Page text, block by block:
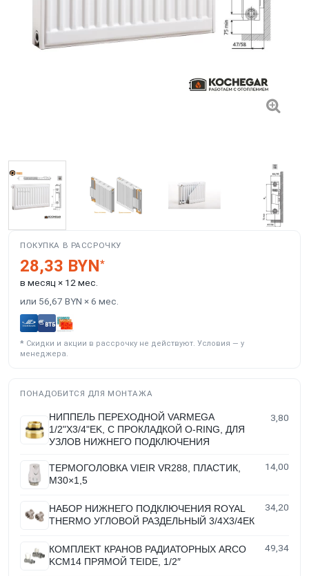
ПОКУПКА В РАССРОЧКУ
28,33 BYN*
в месяц × 12 мес.
или 56,67 BYN × 6 мес.
* Скидки и акции в рассрочку не действуют. Условия — у
менеджера.
ПОНАДОБИТСЯ ДЛЯ МОНТАЖА
НИППЕЛЬ ПЕРЕХОДНОЙ VARMEGA
1/2"Х3/4"EK, С ПРОКЛАДКОЙ O-RING, ДЛЯ
УЗЛОВ НИЖНЕГО ПОДКЛЮЧЕНИЯ
3,80
ТЕРМОГОЛОВКА VIEIR VR288, ПЛАСТИК,
M30×1,5
14,00
НАБОР НИЖНЕГО ПОДКЛЮЧЕНИЯ ROYAL
THERMO УГЛОВОЙ РАЗДЕЛЬНЫЙ 3/4Х3/4ЕК
34,20
КОМПЛЕКТ КРАНОВ РАДИАТОРНЫХ ARCO
KCM14 ПРЯМОЙ TEIDE, 1/2″
49,34